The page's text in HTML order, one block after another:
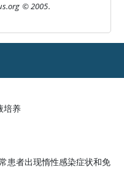
© 2005.
培养
患者出现惰性感染症状和免